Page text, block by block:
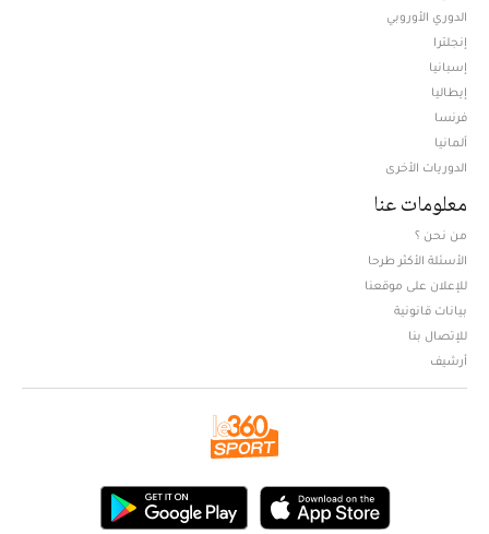
الدوري الأوروبي
إنجلترا
إسبانيا
إيطاليا
فرنسا
ألمانيا
الدوريات الأخرى
معلومات عنا
من نحن ؟
الأسئلة الأكثر طرحا
للإعلان على موقعنا
بيانات قانونية
للإتصال بنا
أرشيف